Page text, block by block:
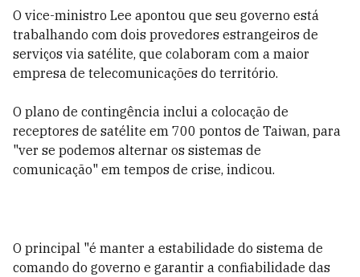
O vice-ministro Lee apontou que seu governo está
trabalhando com dois provedores estrangeiros de
serviços via satélite, que colaboram com a maior
empresa de telecomunicações do território.
O plano de contingência inclui a colocação de
receptores de satélite em 700 pontos de Taiwan, para
"ver se podemos alternar os sistemas de
comunicação" em tempos de crise, indicou.
O principal "é manter a estabilidade do sistema de
comando do governo e garantir a confiabilidade das